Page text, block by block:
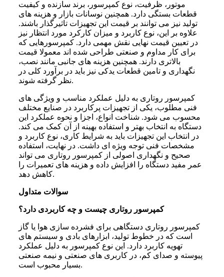
موتور، ظرفیت، نوع کمپرسور، برند سازنده و کیفیت
قطعات بستگی دارد. همچنین نوسانات بازار و هزینه های
تولید نیز می توانند بر قیمت این تجهیزات تاثیرگذار باشند.
علاوه بر این، نوع کاربرد و میزان کارکرد مورد انتظار نیز
در تعیین قیمت نهایی نقش مهمی دارد. کمپرسورهایی که
برای کار مداوم و صنعتی طراحی شده اند معمولا قیمت
بالاتری دارند. همچنین هزینه های جانبی مانند نصب،
نگهداری و تامین قطعات یدکی نیز باید در برآورد کلی در
نظر گرفته شوند.
کمپرسور روتاری به دلیل عملکرد مناسب و ویژگی های
فنی مطلوب، یکی از تجهیزات پرکاربرد در صنایع مختلف
محسوب می شود. شناخت انواع، اجزا و نحوه عملکرد این
دستگاه به انتخاب بهتر و استفاده بهینه از آن کمک می کند.
در انتخاب این تجهیزات باید به شرایط کاری، نوع کاربرد و
مشخصات فنی توجه ویژه ای داشت. در نهایت، استفاده
صحیح و نگهداری اصولی از کمپرسور روتاری می تواند
عمر مفید دستگاه را افزایش داده و هزینه های تعمیرات را
کاهش دهد.
سوالات متداول
کمپرسور روتاری چیست و چه کاربردی دارد؟
کمپرسور روتاری دستگاهی برای فشرده سازی هوا یا گاز
است که در خطوط تولید، ابزارهای بادی و سیستم های
تهویه کاربرد دارد. این نوع کمپرسور به دلیل عملکرد
پیوسته و صدای کم، در کاربری های صنعتی و نیمه صنعتی
بسیار محبوب است.